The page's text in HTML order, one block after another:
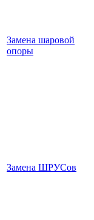
Замена шаровой
опоры
Замена ШРУСов